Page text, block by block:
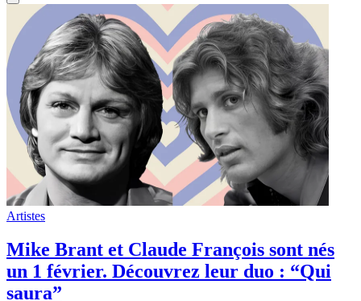
Chanson Française
Archives : Quand Mike Brant chantait
Laisse moi t’aimer en direct avec
l’orchestre de Raymond Lefevre.